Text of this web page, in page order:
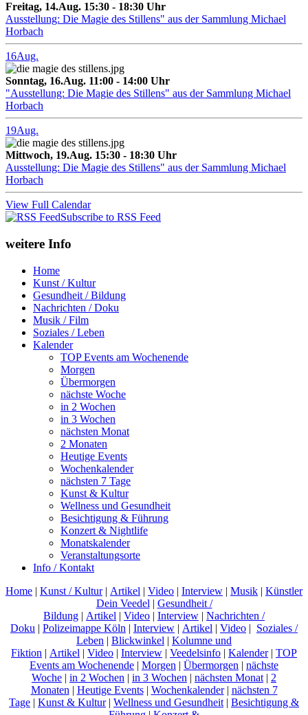
Freitag, 14.Aug. 15:30 - 18:30 Uhr
Ausstellung: Die Magie des Stillens" aus der Sammlung Michael
Horbach
16Aug.
Sonntag, 16.Aug. 11:00 - 14:00 Uhr
"Ausstellung: Die Magie des Stillens" aus der Sammlung Michael
Horbach
19Aug.
Mittwoch, 19.Aug. 15:30 - 18:30 Uhr
Ausstellung: Die Magie des Stillens" aus der Sammlung Michael
Horbach
View Full Calendar
Subscribe to RSS Feed
weitere Info
Home
Kunst / Kultur
Gesundheit / Bildung
Nachrichten / Doku
Musik / Film
Soziales / Leben
Kalender
TOP Events am Wochenende
Morgen
Übermorgen
nächste Woche
in 2 Wochen
in 3 Wochen
nächsten Monat
2 Monaten
Heutige Events
Wochenkalender
nächsten 7 Tage
Kunst & Kultur
Wellness und Gesundheit
Besichtigung & Führung
Konzert & Nightlife
Monatskalender
Veranstaltungsorte
Info / Kontakt
Home | Kunst / Kultur| Artikel | Video | Interview | Musik | Künstler
Dein Veedel | Gesundheit /
Bildung | Artikel | Video | Interview | Nachrichten /
Doku | Polizeimappe Köln | Interview | Artikel | Video | Soziales /
Leben | Blickwinkel | Kolumne und
Fiktion | Artikel | Video | Interview | Veedelsinfo | Kalender| TOP
Events am Wochenende | Morgen | Übermorgen | nächste
Woche | in 2 Wochen | in 3 Wochen | nächsten Monat | 2
Monaten | Heutige Events| Wochenkalender| nächsten 7
Tage | Kunst & Kultur| Wellness und Gesundheit | Besichtigung &